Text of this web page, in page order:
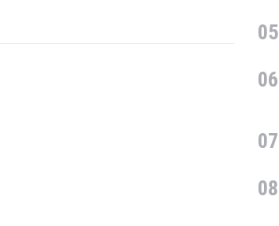
05
06
07
08